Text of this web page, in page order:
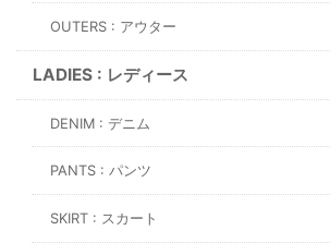
OUTERS : アウター
LADIES : レディース
DENIM : デニム
PANTS : パンツ
SKIRT : スカート